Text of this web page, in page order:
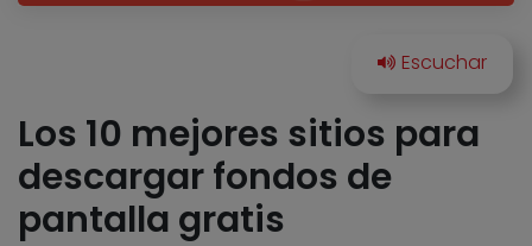
Los 10 mejores sitios para
descargar fondos de
pantalla gratis